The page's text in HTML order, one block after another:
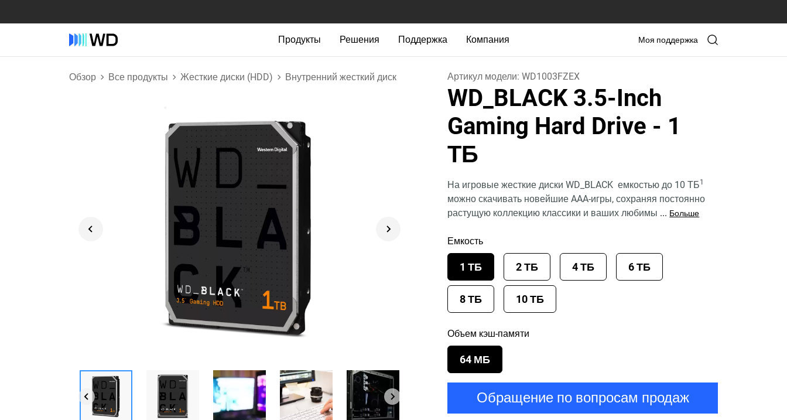
Продукты Решения Поддержка Компания Моя поддержка
Обзор Все продукты Жесткие диски (HDD) Внутренний жесткий диск Артикул модели:WD1003FZEX
WD_BLACK 3.5-Inch
Gaming Hard Drive - 1
ТБ
На игровые жесткие диски WD_BLACK емкостью до 10 ТБ1
можно скачивать новейшие AAA-игры, сохраняя постоянно
растущую коллекцию классики и ваших любимы ... Больше
Емкость
1 ТБ 2 ТБ 4 ТБ 6 ТБ
8 ТБ 10 ТБ
Объем кэш-памяти
64 МБ
Обращение по вопросам продаж